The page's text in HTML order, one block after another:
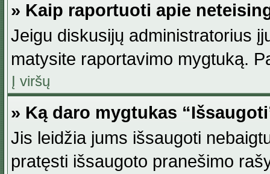
» Kaip raportuoti apie
Jeigu diskusijų administratorius
matysite raportavimo mygtuką.
Į viršų
» Ką daro mygtukas
Jis leidžia jums išsaugoti
pratęsti išsaugoto pranešimo